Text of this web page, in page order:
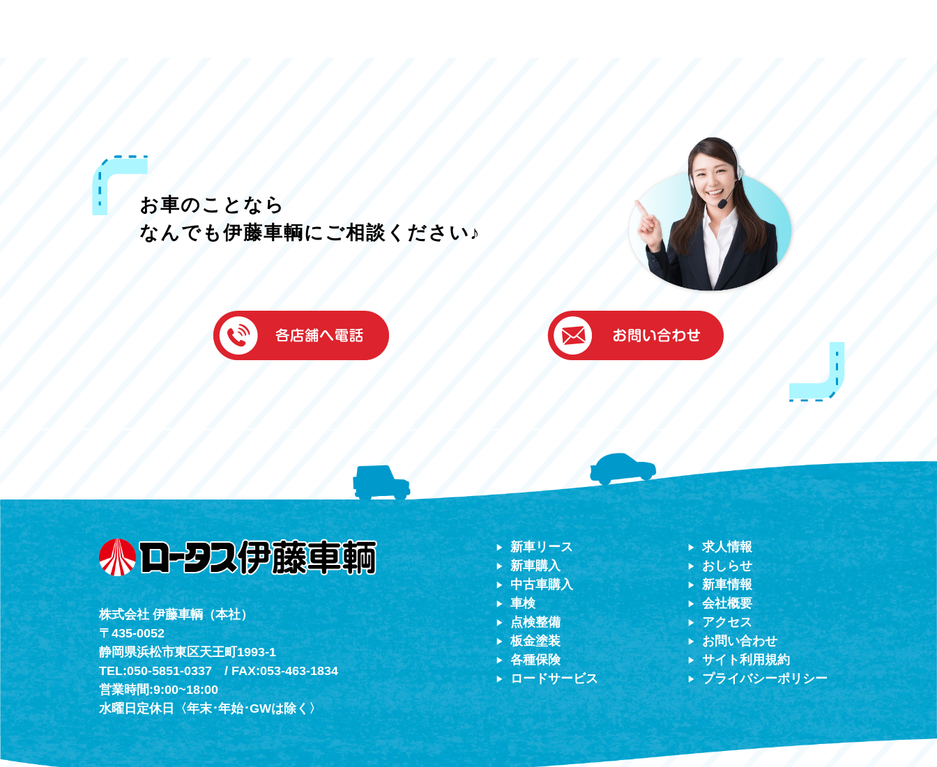
お車のことなら
なんでも伊藤車輌にご相談ください♪
伊藤車輌（本社）
050-5851-0337
株式会社 伊藤車輌（本社）
〒435-0052
静岡県浜松市東区天王町1993-1
TEL:050-5851-0337 / FAX:053-463-1834
営業時間:9:00~18:00
水曜日定休日〈年末･年始･GWは除く〉
新車リース
新車購入
中古車購入
車検
点検整備
板金塗装
各種保険
ロードサービス
求人情報
おしらせ
新車情報
会社概要
アクセス
お問い合わせ
サイト利用規約
プライバシーポリシー